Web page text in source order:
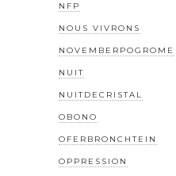
NFP
NOUS VIVRONS
NOVEMBERPOGROME
NUIT
NUITDECRISTAL
OBONO
OFERBRONCHTEIN
OPPRESSION